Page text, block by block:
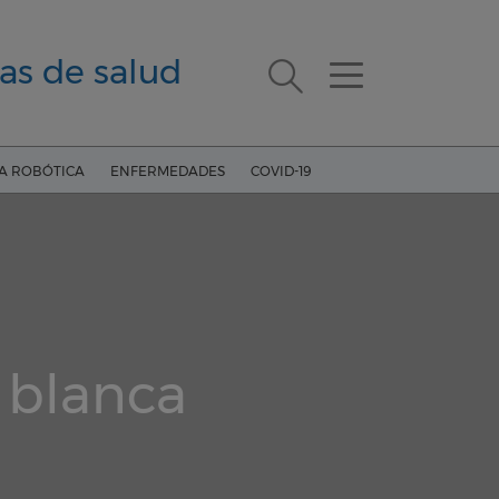
de salud
ROBÓTICA ENFERMEDADES COVID-19